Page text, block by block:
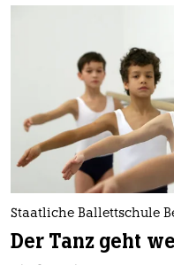
Staatliche Ballettschule
Der Tanz geht